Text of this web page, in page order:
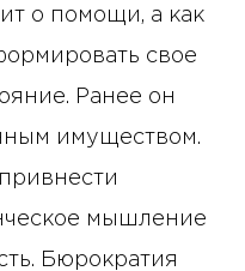
о помощи, а как
свое
Ранее он
имуществом.
мышление
Бюрократия